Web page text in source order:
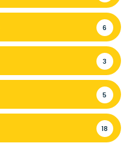
6
3
5
18